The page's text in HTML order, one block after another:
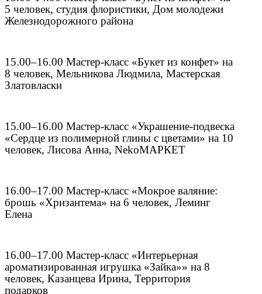
5 человек, студия флористики, Дом молодежи
Железнодорожного района
15.00–16.00 Мастер-класс «Букет из конфет» на
8 человек, Мельникова Людмила, Мастерская
Златовласки
15.00–16.00 Мастер-класс «Украшение-подвеска
«Сердце из полимерной глины с цветами» на 10
человек, Лисова Анна, NekoМАРКЕТ
16.00–17.00 Мастер-класс «Мокрое валяние:
брошь «Хризантема» на 6 человек, Леминг
Елена
16.00–17.00 Мастер-класс «Интерьерная
ароматизированная игрушка «Зайка»» на 8
человек, Казанцева Ирина, Территория
подарков